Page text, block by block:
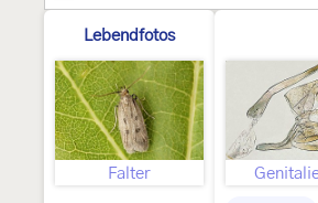
Lebendfotos
Falter